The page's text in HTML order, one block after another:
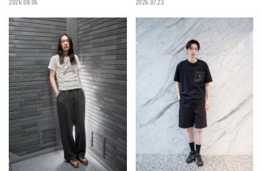
2026.08.06 2026.07.23